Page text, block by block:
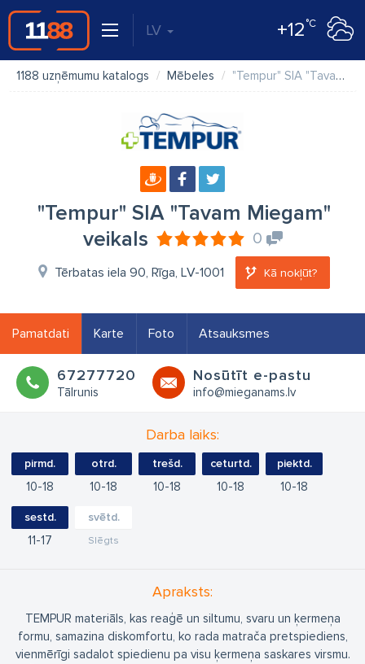
LV +12°C
1188 uzņēmumu katalogs Mēbeles "Tempur" SIA "Tavam Miegam" veikals
"Tempur" SIA "Tavam Miegam"
veikals
0
Tērbatas iela 90, Rīga, LV-1001 Kā nokļūt?
Pamatdati Karte Foto Atsauksmes
67277720
Tālrunis
Nosūtīt e-pastu
info@mieganams.lv
Darba laiks:
pirmd.
10 18
otrd.
10 18
trešd.
10 18
ceturtd.
10 18
piektd.
10 18
sestd.
11 17
svētd.
Slēgts
Apraksts:
TEMPUR materiāls, kas reaģē un siltumu, svaru un ķermeņa
formu, samazina diskomfortu, ko rada matrača pretspiediens,
vienmērīgi sadalot spiedienu pa visu ķermeņa saskares virsmu.